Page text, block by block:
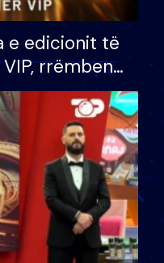
e edicionit të
rrëmben
mijë eurosh